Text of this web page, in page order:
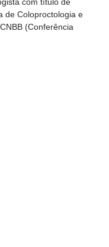
de Coloproctologia e
(Conferência